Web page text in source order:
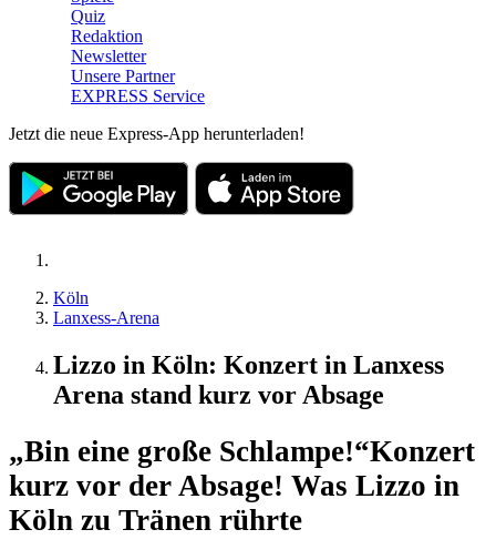
Quiz
Redaktion
Newsletter
Unsere Partner
EXPRESS Service
Jetzt die neue Express-App herunterladen!
Köln
Lanxess-Arena
Lizzo in Köln: Konzert in Lanxess
Arena stand kurz vor Absage
„Bin eine große Schlampe!“Konzert
kurz vor der Absage! Was Lizzo in
Köln zu Tränen rührte